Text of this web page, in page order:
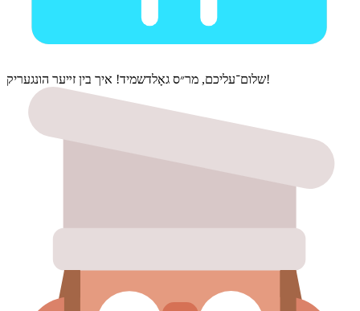
שלום־עליכם, מר״ס גאָלדשמיד! איך בין זײער הונגעריק!